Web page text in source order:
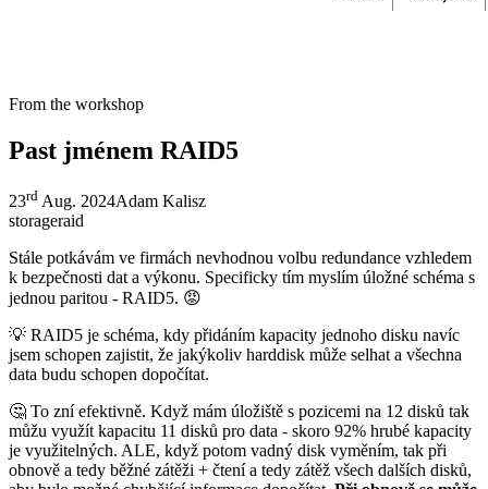
From the workshop
Past jménem RAID5
23rd Aug. 2024Adam Kalisz
storageraid
Stále potkávám ve firmách nevhodnou volbu redundance vzhledem
k bezpečnosti dat a výkonu. Specificky tím myslím úložné schéma s
jednou paritou - RAID5. 😡
💡 RAID5 je schéma, kdy přidáním kapacity jednoho disku navíc
jsem schopen zajistit, že jakýkoliv harddisk může selhat a všechna
data budu schopen dopočítat.
🤔 To zní efektivně. Když mám úložiště s pozicemi na 12 disků tak
můžu využít kapacitu 11 disků pro data - skoro 92% hrubé kapacity
je využitelných. ALE, když potom vadný disk vyměním, tak při
obnově a tedy běžné zátěži + čtení a tedy zátěž všech dalších disků,